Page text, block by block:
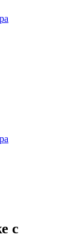
с